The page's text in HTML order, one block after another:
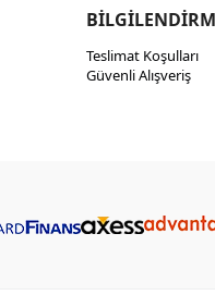
Teslimat Koşulları
Güvenli Alışveriş